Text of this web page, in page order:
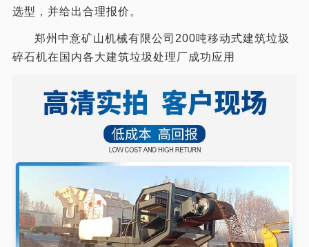
选型，并给出合理报价。
郑州中意矿山机械有限公司200吨移动式建筑垃圾
碎石机在国内各大建筑垃圾处理厂成功应用